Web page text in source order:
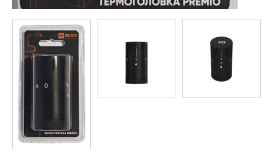
Елементи управління мікрокліматом
Теплові насоси
Котельне обладнання
Змішувачі для ванної
Змішувачі для кухні
Аксесуари для ванної і кухні